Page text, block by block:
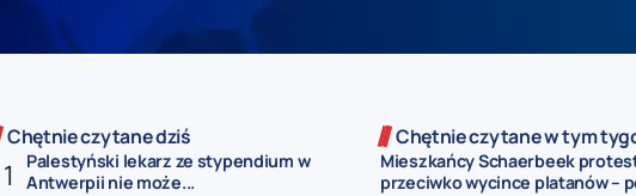
Chętnie czytane dziś
Palestyński lekarz ze stypendium w
Antwerpii nie może...
Chętnie czytane w tym
Mieszkańcy Schaerbeek
przeciwko wycince platanów –